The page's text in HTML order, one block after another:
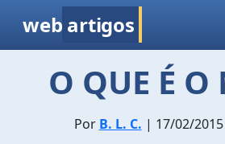
web artigos
O QUE É
Por B. L. C. | 17/02/